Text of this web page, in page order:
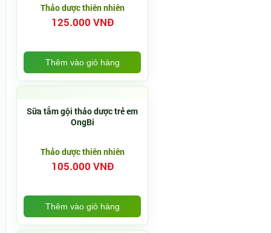
Thảo dược thiên nhiên
125.000 VNĐ
Thêm vào giỏ hàng
Sữa tắm gội thảo dược trẻ em
OngBi
Thảo dược thiên nhiên
105.000 VNĐ
Thêm vào giỏ hàng